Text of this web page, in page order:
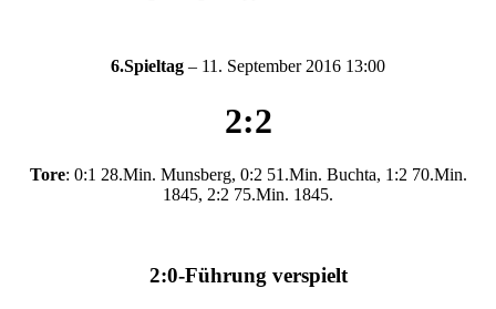
6.Spieltag – 11. September 2016 13:00
2:2
Tore: 0:1 28.Min. Munsberg, 0:2 51.Min. Buchta, 1:2 70.Min.
1845, 2:2 75.Min. 1845.
2:0-Führung verspielt